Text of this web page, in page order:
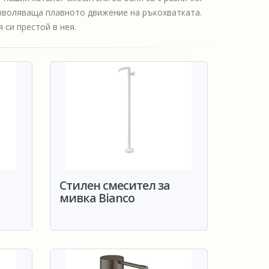
плавното движение на ръкохватката.
престой в нея.
Стилен смесител за
мивка Bianco